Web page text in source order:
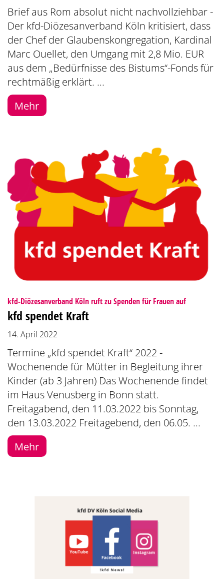
Brief aus Rom absolut nicht nachvollziehbar -
Der kfd-Diözesanverband Köln kritisiert, dass
der Chef der Glaubenskongregation, Kardinal
Marc Ouellet, den Umgang mit 2,8 Mio. EUR
aus dem „Bedürfnisse des Bistums“-Fonds für
rechtmäßig erklärt. ...
Mehr
kfd-Diözesanverband Köln ruft zu Spenden für Frauen auf:
kfd spendet Kraft
14. April 2022
Termine „kfd spendet Kraft“ 2022 -
Wochenende für Mütter in Begleitung ihrer
Kinder (ab 3 Jahren) Das Wochenende findet
im Haus Venusberg in Bonn statt.
Freitagabend, den 11.03.2022 bis Sonntag,
den 13.03.2022 Freitagebend, den 06.05. ...
Mehr